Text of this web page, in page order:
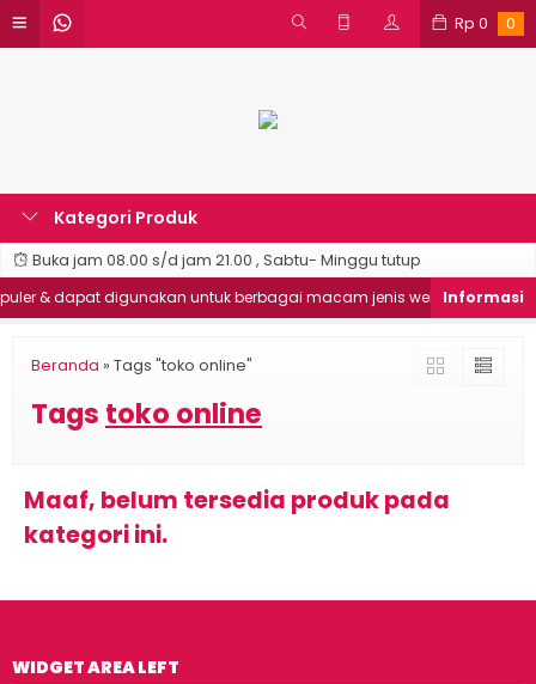
Rp 0 0
Kategori Produk
Buka jam 08.00 s/d jam 21.00 , Sabtu- Minggu tutup
& dapat digunakan untuk berbagai macam jenis website
Beranda » Tags "toko online"
Tags toko online
Maaf, belum tersedia produk pada
kategori ini.
WIDGET AREA LEFT